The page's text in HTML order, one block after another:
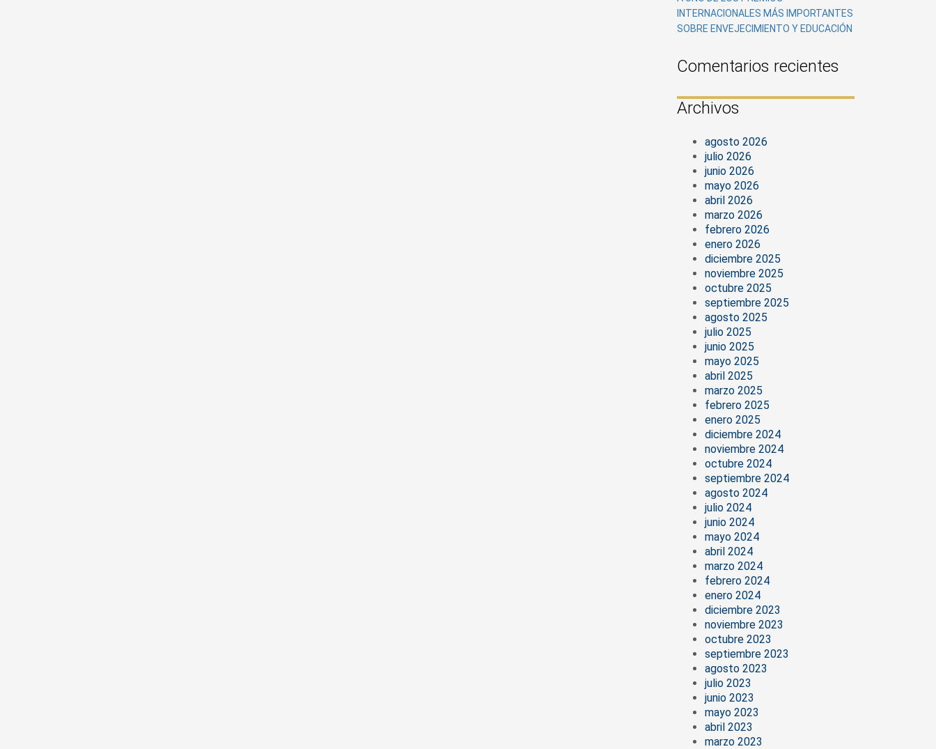
INTERNACIONALES MÁS IMPORTANTES
SOBRE ENVEJECIMIENTO Y EDUCACIÓN
Comentarios recientes
Archivos
agosto 2026
julio 2026
junio 2026
mayo 2026
abril 2026
marzo 2026
febrero 2026
enero 2026
diciembre 2025
noviembre 2025
octubre 2025
septiembre 2025
agosto 2025
julio 2025
junio 2025
mayo 2025
abril 2025
marzo 2025
febrero 2025
enero 2025
diciembre 2024
noviembre 2024
octubre 2024
septiembre 2024
agosto 2024
julio 2024
junio 2024
mayo 2024
abril 2024
marzo 2024
febrero 2024
enero 2024
diciembre 2023
noviembre 2023
octubre 2023
septiembre 2023
agosto 2023
julio 2023
junio 2023
mayo 2023
abril 2023
marzo 2023